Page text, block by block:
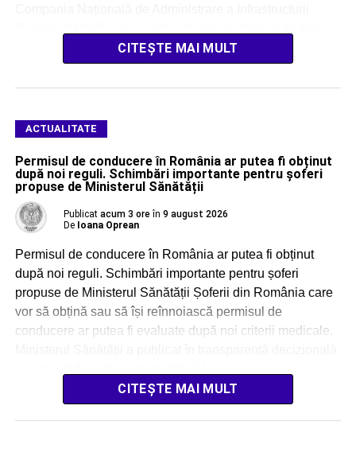
Informatică (CESTRIN). Acțiunea […]
CITEȘTE MAI MULT
ACTUALITATE
Permisul de conducere în România ar putea fi obținut
după noi reguli. Schimbări importante pentru șoferi
propuse de Ministerul Sănătății
Publicat acum 3 ore în 9 august 2026
De Ioana Oprean
Permisul de conducere în România ar putea fi obținut
după noi reguli. Schimbări importante pentru șoferi
propuse de Ministerul Sănătății Șoferii din România care
vor să obțină sau să își reînnoiască permisul de
conducere ar putea fi evaluate după noi criterii medicale.
CITEȘTE MAI MULT